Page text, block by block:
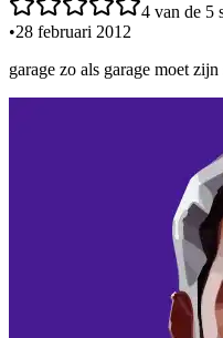
4 van de 5
•28 februari 2012
garage zo als garage moet